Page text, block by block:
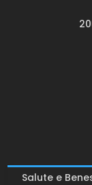
Salute e